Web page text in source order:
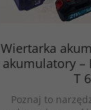
Wiertarka
akumulatory –
T
Poznaj to